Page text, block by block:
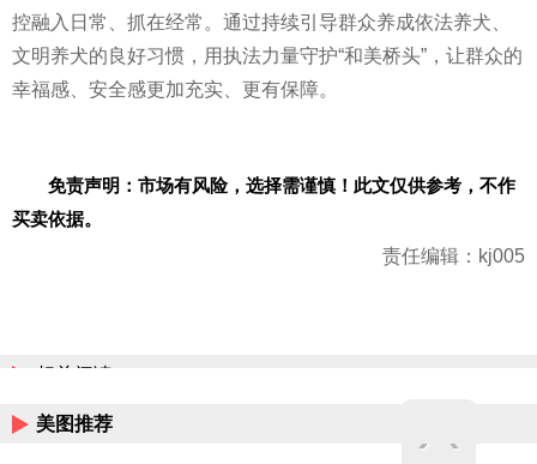
控融入日常、抓在经常。通过持续引导群众养成依法养犬、
文明养犬的良好习惯，用执法力量守护“和美桥头”，让群众的
幸福感、安全感更加充实、更有保障。
免责声明：市场有风险，选择需谨慎！此文仅供参考，不作
买卖依据。
责任编辑：kj005
相关阅读
美图推荐